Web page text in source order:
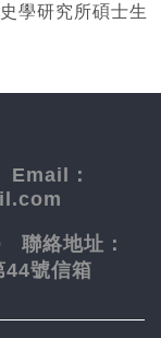
史學研究所碩士生
Email：
聯絡地址：
44號信箱